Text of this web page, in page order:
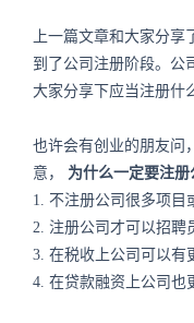
上一篇文章和大家分
到了公司注册阶段。公
大家分享下应当注册什
也许会有创业的朋友问
意， 为什么一定要注册
1. 不注册公司很多项目
2. 注册公司才可以招聘
3. 在税收上公司可以有
4. 在贷款融资上公司也